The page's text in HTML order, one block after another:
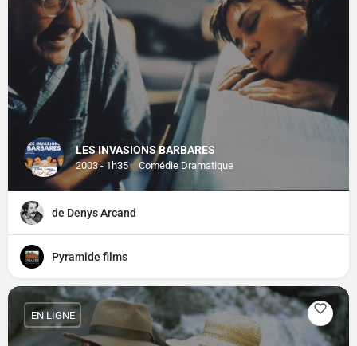
LES INVASIONS BARBARES
2003 - 1h35 Comédie Dramatique
de Denys Arcand
Pyramide films
EN LIGNE